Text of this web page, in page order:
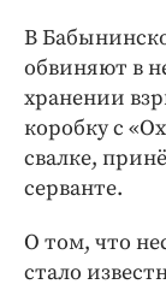
Клиника
Бренд
В
обвиняют в
хранении
коробку с
свалке,
серванте.
О том, что
стало